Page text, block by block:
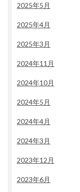
2025年5月
2025年4月
2025年3月
2024年11月
2024年10月
2024年5月
2024年4月
2024年3月
2023年12月
2023年6月